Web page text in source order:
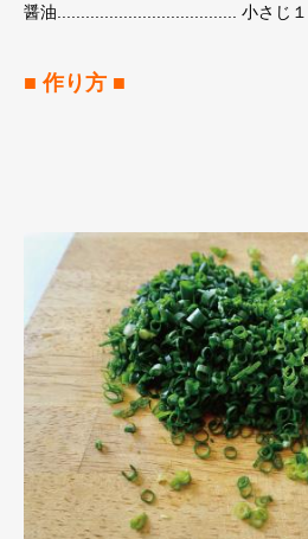
醤油...................................... 小さじ１
■ 作り方 ■